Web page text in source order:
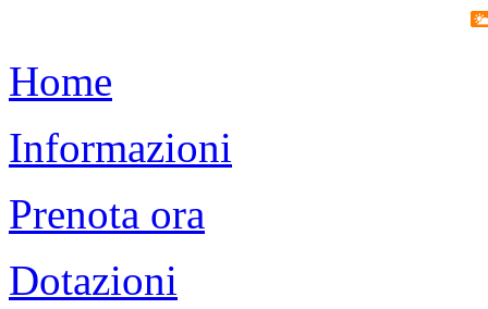
Home
Informazioni
Prenota ora
Dotazioni